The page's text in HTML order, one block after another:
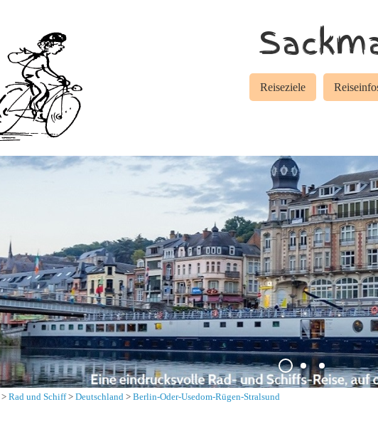
Reiseziele
> Rad und Schiff> Deutschland > Berlin-Oder-Usedom-Rügen-Stralsund